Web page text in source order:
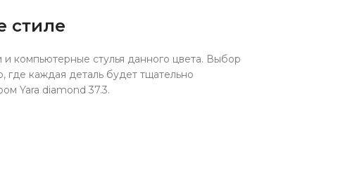
стиле
компьютерные стулья данного цвета. Выбор
где каждая деталь будет тщательно
Yara diamond 37.3.